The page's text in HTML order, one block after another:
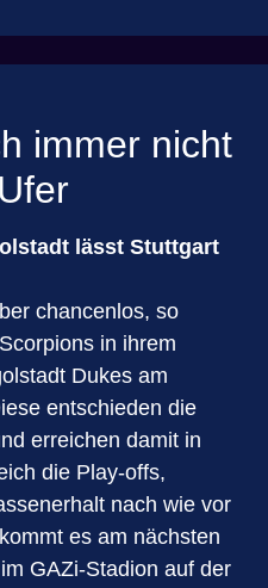
immer nicht
lässt Stuttgart
chancenlos, so
in ihrem
Dukes am
entschieden die
erreichen damit in
die Play-offs,
nach wie vor
es am nächsten
GAZi-Stadion auf der